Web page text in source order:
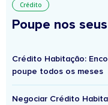
Crédito
Poupe nos
Crédito Habitação:
poupe todos os meses
Negociar Crédito